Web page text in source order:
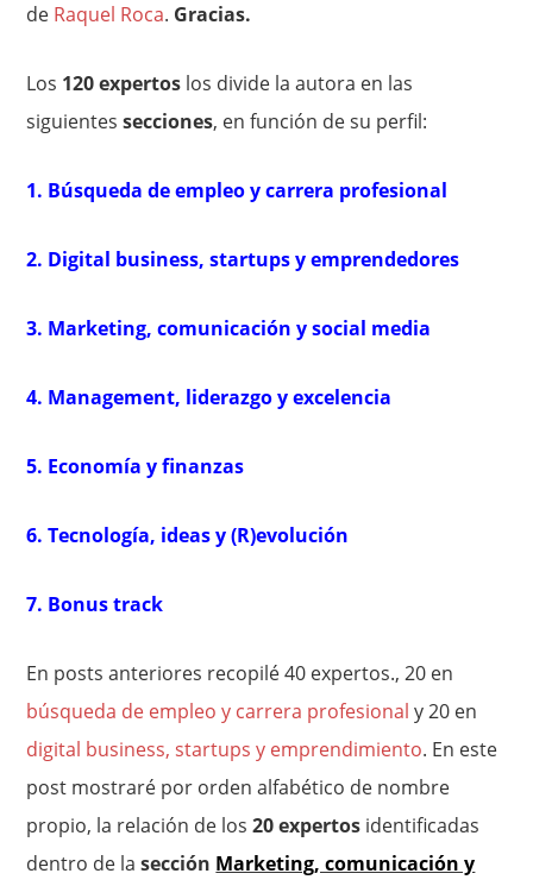
de Raquel Roca. Gracias.
Los 120 expertos los divide la autora en las
siguientessecciones, en función de su perfil:
1. Búsqueda de empleo y carrera profesional
2. Digital business, startups y emprendedores
3. Marketing, comunicación y social media
4. Management, liderazgo y excelencia
5. Economía y finanzas
6. Tecnología, ideas y (R)evolución
7. Bonus track
En posts anteriores recopilé 40 expertos., 20 en
búsqueda de empleo y carrera profesional y 20 en
digital business, startups y emprendimiento. En este
post mostraré por orden alfabético de nombre
propio, la relación de los20 expertos identificadas
dentro de lasección Marketing, comunicación y